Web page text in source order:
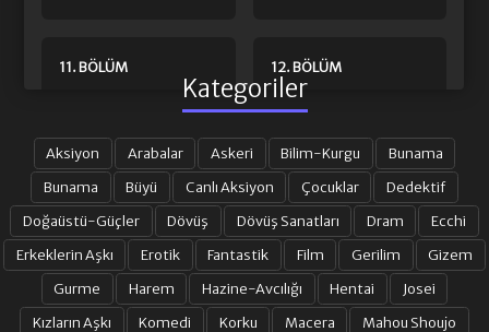
11. BÖLÜM 12. BÖLÜM
13. BÖLÜM 14. BÖLÜM
15. BÖLÜM 16. BÖLÜM
17. BÖLÜM 18. BÖLÜM
Kategoriler
Aksiyon Arabalar Askeri Bilim-Kurgu
Bunama
Bunama
Büyü Canlı Aksiyon Çocuklar
Dedektif
Doğaüstü-Güçler
Dövüş Dövüş Sanatları Dram
Ecchi
Erkeklerin Aşkı
Erotik Fantastik Film Gerilim
Gizem
Gurme
Harem Hazine-Avcılığı Hentai
Josei
Kızların Aşkı
Komedi Korku Macera
Mahou Shoujo